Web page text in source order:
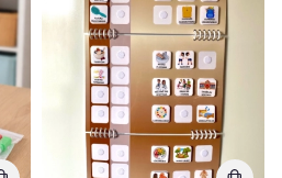
į Ting! 🎉✨
ir naujų daiktų dalinimosi
galimybę naudotas ir naujas
kainą rinkoje, bei sutaupyti.